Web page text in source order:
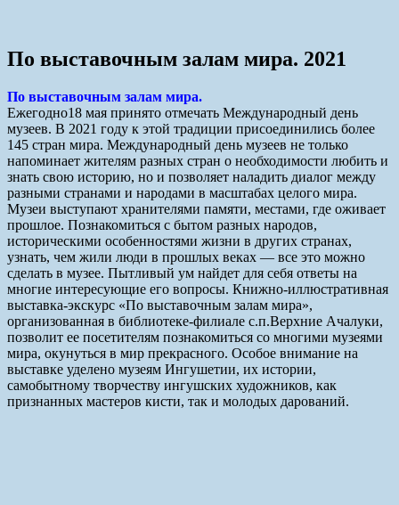
По выставочным залам мира. 2021
По выставочным залам мира.
Ежегодно18 мая принято отмечать Международный день
музеев. В 2021 году к этой традиции присоединились более
145 стран мира. Международный день музеев не только
напоминает жителям разных стран о необходимости любить и
знать свою историю, но и позволяет наладить диалог между
разными странами и народами в масштабах целого мира.
Музеи выступают хранителями памяти, местами, где оживает
прошлое. Познакомиться с бытом разных народов,
историческими особенностями жизни в других странах,
узнать, чем жили люди в прошлых веках — все это можно
сделать в музее. Пытливый ум найдет для себя ответы на
многие интересующие его вопросы. Книжно-иллюстративная
выставка-экскурс «По выставочным залам мира»,
организованная в библиотеке-филиале с.п.Верхние Ачалуки,
позволит ее посетителям познакомиться со многими музеями
мира, окунуться в мир прекрасного. Особое внимание на
выставке уделено музеям Ингушетии, их истории,
самобытному творчеству ингушских художников, как
признанных мастеров кисти, так и молодых дарований.